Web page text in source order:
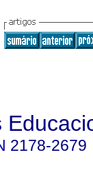
2178-2679